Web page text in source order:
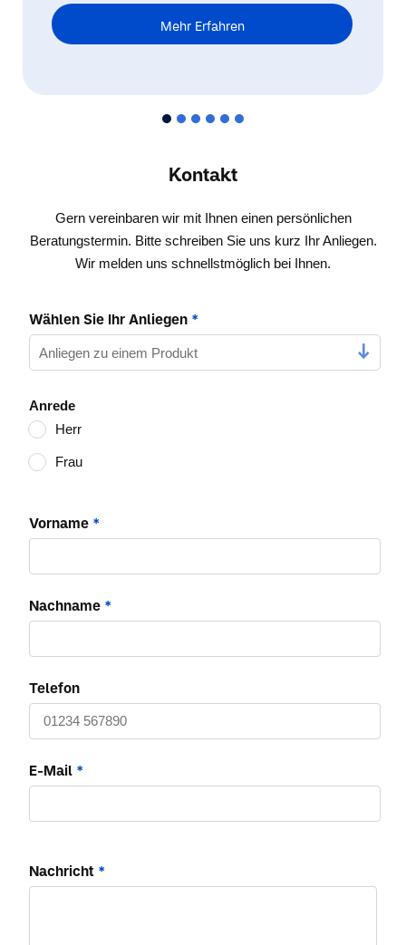
Mehr Erfahren
Kontakt
Gern vereinbaren wir mit Ihnen einen persönlichen
Beratungstermin. Bitte schreiben Sie uns kurz Ihr Anliegen.
Wir melden uns schnellstmöglich bei Ihnen.
Wählen Sie Ihr Anliegen *
Anrede
Herr
Frau
Vorname *
Nachname *
Telefon
E-Mail *
Nachricht *